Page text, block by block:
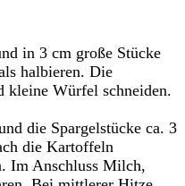
in 3 cm große Stücke
halbieren. Die
kleine Würfel schneiden.
die Spargelstücke ca. 3
die Kartoffeln
Im Anschluss Milch,